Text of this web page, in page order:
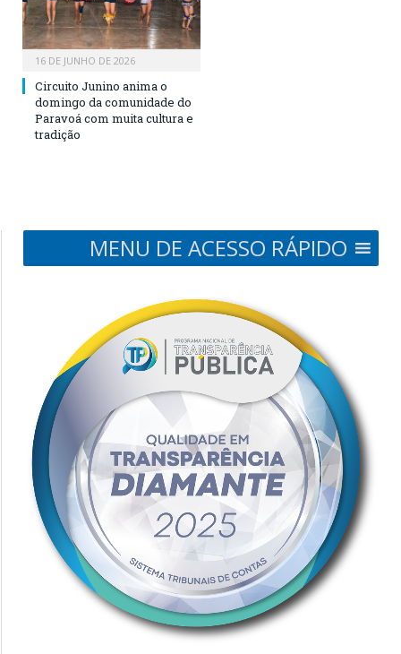
16 DE JUNHO DE 2026
Circuito Junino anima o
domingo da comunidade do
Paravoá com muita cultura e
tradição
MENU DE ACESSO RÁPIDO